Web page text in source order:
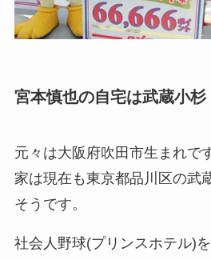
宮本慎也の自宅は武蔵小杉
元々は大阪府吹田市生まれで
家は現在も東京都品川区の武
そうです。
社会人野球(プリンスホテル)